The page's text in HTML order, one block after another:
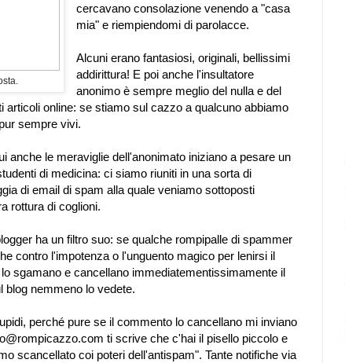
cercavano consolazione venendo a "casa
mia" e riempiendomi di parolacce.
Alcuni erano fantasiosi, originali, bellissimi
addirittura! E poi anche l'insultatore
anonimo è sempre meglio del nulla e del
articoli online: se stiamo sul cazzo a qualcuno abbiamo
sempre vivi.
anche le meraviglie dell'anonimato iniziano a pesare un
di medicina: ci siamo riuniti in una sorta di
di email di spam alla quale veniamo sottoposti
rottura di coglioni.
ha un filtro suo: se qualche rompipalle di spammer
contro l'impotenza o l'unguento magico per lenirsi il
sgamano e cancellano immediatementissimamente il
nemmeno lo vedete.
perché pure se il commento lo cancellano mi inviano
ti scrive che c'hai il pisello piccolo e
scancellato coi poteri dell'antispam". Tante notifiche via